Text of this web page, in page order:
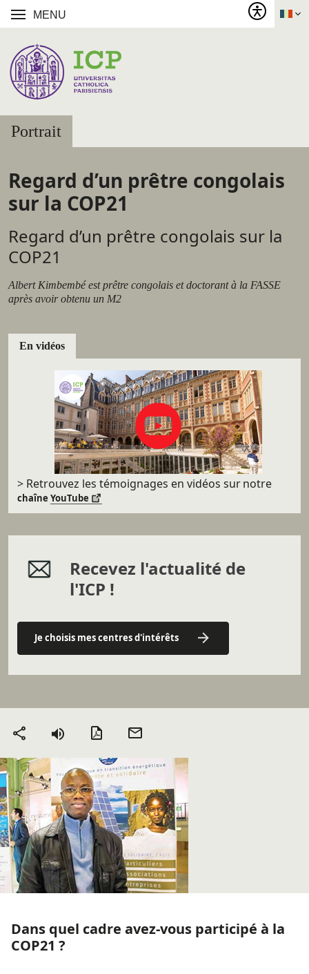
MENU
Portrait
Regard d’un prêtre congolais
sur la COP21
Regard d’un prêtre congolais sur la
COP21
Albert Kimbembé est prêtre congolais et doctorant à la FASSE
après avoir obtenu un M2
En vidéos
> Retrouvez les témoignages en vidéos surnotre
chaîne YouTube
Recevez l'actualité de
l'ICP !
Je choisis mes centres d'intérêts
Partager Version PDF
Dans quel cadre avez-vous participé à la
COP21 ?